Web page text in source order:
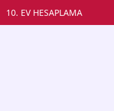
10. EV HESAPLAMA